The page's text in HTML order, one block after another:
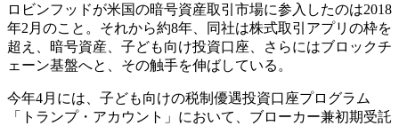
ロビンフッドが米国の暗号資産取引市場に参入したのは2018
年2月のこと。それから約8年、同社は株式取引アプリの枠を
超え、暗号資産、子ども向け投資口座、さらにはブロックチ
ェーン基盤へと、その触手を伸ばしている。
今年4月には、子ども向けの税制優遇投資口座プログラム
「トランプ・アカウント」において、ブローカー兼初期受託